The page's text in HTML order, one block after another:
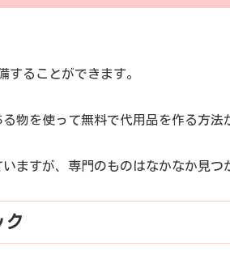
することができます。
物を使って無料で代用品を作る方法
ますが、専門のものはなかなか見つ
ク